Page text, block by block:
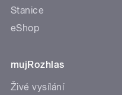
Stanice
eShop
mujRozhlas
Živé vysílání